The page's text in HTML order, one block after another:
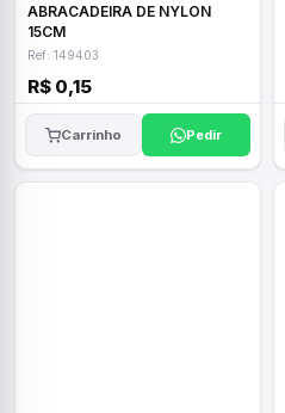
ABRACADEIRA DE NYLON
15CM
Ref: 149403
R$ 0,15
Carrinho Pedir